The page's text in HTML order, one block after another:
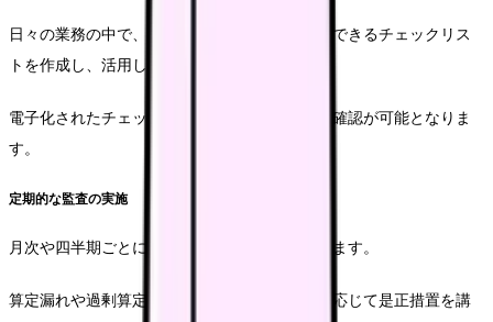
日々の業務の中で、算定要件の充足状況を確認できるチェックリス
トを作成し、活用します。
電子化されたチェックリストにより、効率的な確認が可能となりま
す。
定期的な監査の実施
月次や四半期ごとに、算定状況の監査を実施します。
算定漏れや過剰算定がないかを確認し、必要に応じて是正措置を講